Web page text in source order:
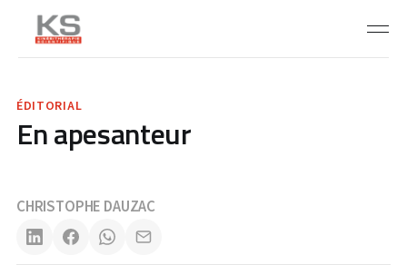
ÉDITORIAL
En apesanteur
CHRISTOPHE DAUZAC